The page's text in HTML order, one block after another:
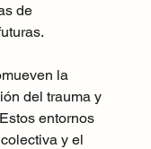
de
la
del trauma y
entornos
y el